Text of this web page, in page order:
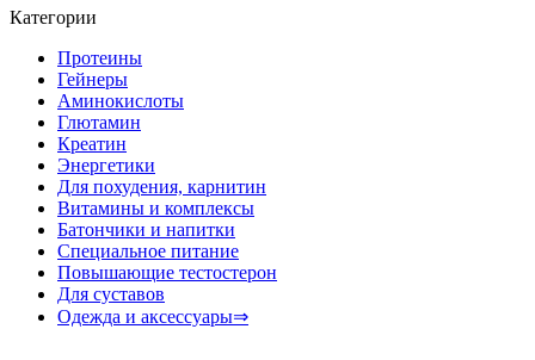
Категории
Протеины
Гейнеры
Аминокислоты
Глютамин
Креатин
Энергетики
Для похудения, карнитин
Витамины и комплексы
Батончики и напитки
Специальное питание
Повышающие тестостерон
Для суставов
Одежда и аксессуары⇒